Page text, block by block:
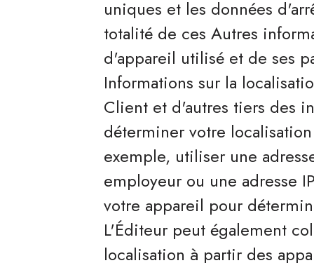
uniques et les données
totalité de ces Autres
d'appareil utilisé et de ses
Informations sur la
Client et d'autres tiers des
déterminer votre
exemple, utiliser une
employeur ou une adresse
votre appareil pour
L'Éditeur peut également
localisation à partir des